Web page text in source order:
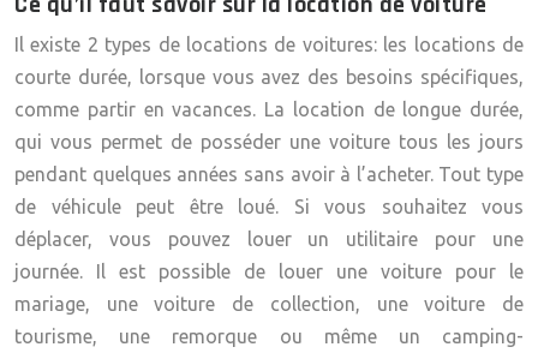
Il existe 2 types de locations de voitures: les locations de
courte durée, lorsque vous avez des besoins spécifiques,
comme partir en vacances. La location de longue durée,
qui vous permet de posséder une voiture tous les jours
pendant quelques années sans avoir à l’acheter. Tout type
de véhicule peut être loué. Si vous souhaitez vous
déplacer, vous pouvez louer un utilitaire pour une
journée. Il est possible de louer une voiture pour le
mariage, une voiture de collection, unevoiture de
tourisme, une remorque ou même un camping-